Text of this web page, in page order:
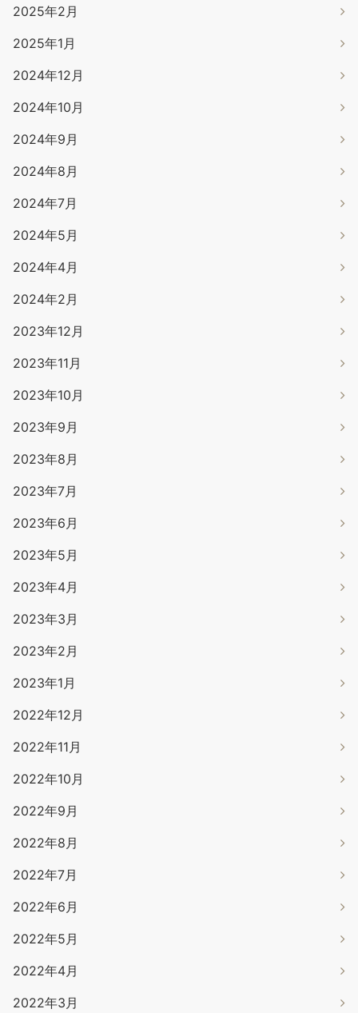
2025年2月
2025年1月
2024年12月
2024年10月
2024年9月
2024年8月
2024年7月
2024年5月
2024年4月
2024年2月
2023年12月
2023年11月
2023年10月
2023年9月
2023年8月
2023年7月
2023年6月
2023年5月
2023年4月
2023年3月
2023年2月
2023年1月
2022年12月
2022年11月
2022年10月
2022年9月
2022年8月
2022年7月
2022年6月
2022年5月
2022年4月
2022年3月